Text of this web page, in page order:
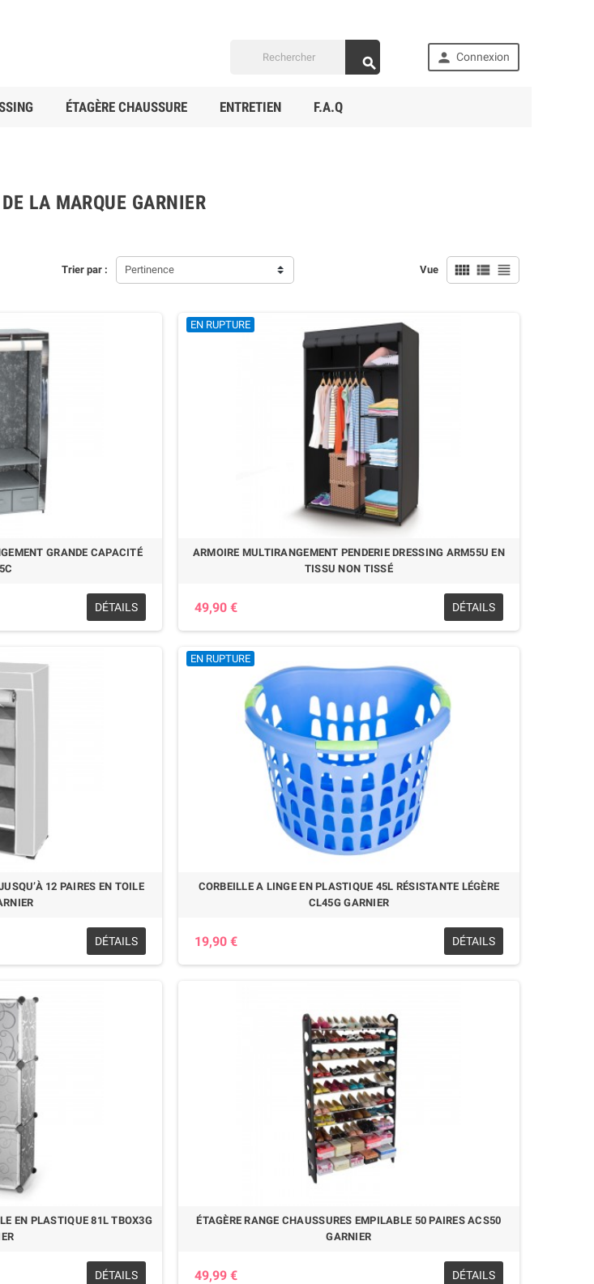
  Connexion
ÉTAGÈRE CHAUSSURE ENTRETIEN F.A.Q
LA MARQUE GARNIER
Trier par : Pertinence Vue   
GRANDE CAPACITÉ
DÉTAILS
EN RUPTURE
ARMOIRE MULTIRANGEMENT PENDERIE DRESSING ARM55U EN
TISSU NON TISSÉ
49,90 € DÉTAILS
12 PAIRES EN TOILE
DÉTAILS
EN RUPTURE
CORBEILLE A LINGE EN PLASTIQUE 45L RÉSISTANTE LÉGÈRE
CL45G GARNIER
19,90 € DÉTAILS
EN PLASTIQUE 81L TBOX3G
DÉTAILS
ÉTAGÈRE RANGE CHAUSSURES EMPILABLE 50 PAIRES ACS50
GARNIER
49,99 € DÉTAILS